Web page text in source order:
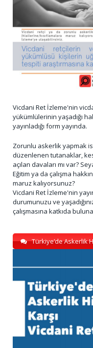
Vicdani Ret İzleme'nin
yükümlülerinin yaşadığı
yayınladığı form yayında.
Zorunlu askerlik yapmak
düzenlenen tutanaklar,
açılan davaları mı var?
Eğitim ya da çalışma
maruz kalıyorsunuz?
Vicdani Ret İzleme'nin
durumunuzu ve
çalışmasına katkıda
Türkiye’de Askerlik